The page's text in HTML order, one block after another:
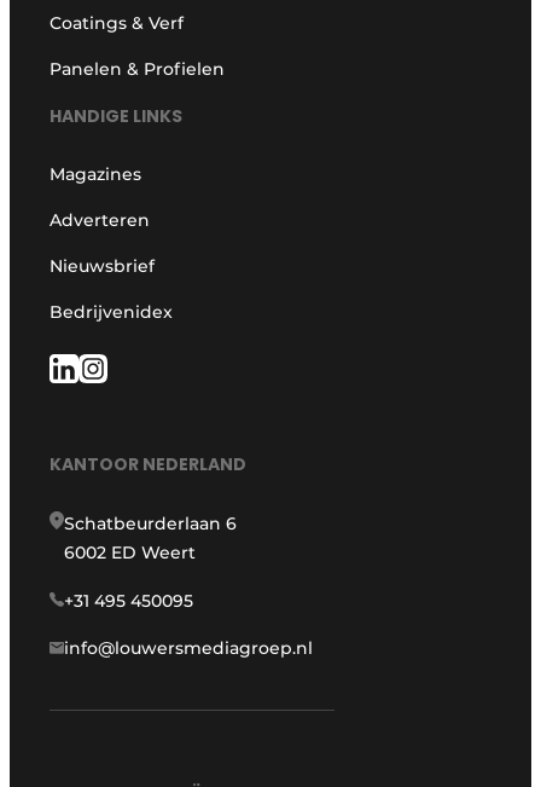
Coatings & Verf
Panelen & Profielen
HANDIGE LINKS
Magazines
Adverteren
Nieuwsbrief
Bedrijvenidex
KANTOOR NEDERLAND
Schatbeurderlaan 6
6002 ED Weert
+31 495 450095
info@louwersmediagroep.nl